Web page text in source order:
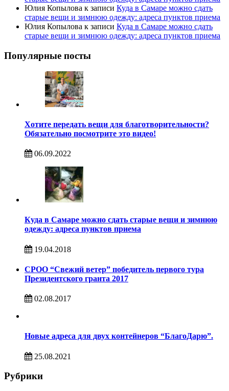
Юлия Копылова к записи Куда в Самаре можно сдать
старые вещи и зимнюю одежду: адреса пунктов приема
Юлия Копылова к записи Куда в Самаре можно сдать
старые вещи и зимнюю одежду: адреса пунктов приема
Популярные посты
Хотите передать вещи для благотворительности?
Обязательно посмотрите это видео!
06.09.2022
Куда в Самаре можно сдать старые вещи и зимнюю
одежду: адреса пунктов приема
19.04.2018
СРОО “Свежий ветер” победитель первого тура
Президентского гранта 2017
02.08.2017
Новые адреса для двух контейнеров “БлагоДарю”.
25.08.2021
Рубрики